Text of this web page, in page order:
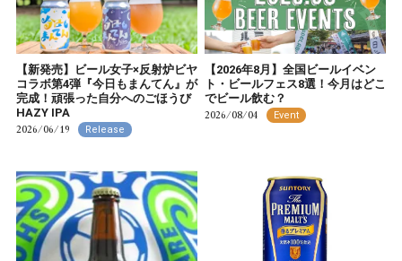
【新発売】ビール女子×反射炉ビヤ
コラボ第4弾『今日もまんてん』が
完成！頑張った自分へのごほうび
HAZY IPA
2026/06/19 Release
【2026年8月】全国ビールイベン
ト・ビールフェス8選！今月はどこ
でビール飲む？
2026/08/04 Event